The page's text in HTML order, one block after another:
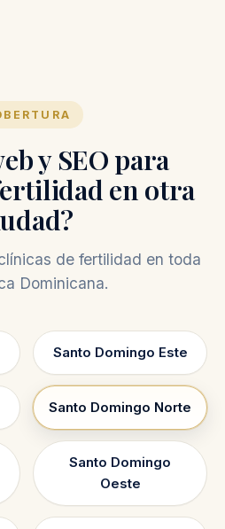
y SEO para
en otra
de fertilidad en toda
Dominicana.
Santo Domingo Este
Santo Domingo Norte
Santo Domingo
Oeste